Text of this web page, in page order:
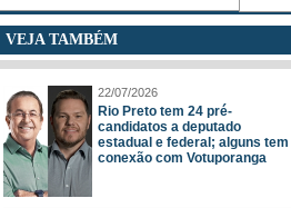
VEJA TAMBÉM
22/07/2026
Rio Preto tem 24 pré-
candidatos a deputado
estadual e federal; alguns tem
conexão com Votuporanga